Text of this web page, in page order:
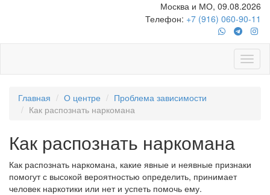
Москва и МО, 09.08.2026
Телефон: +7 (916) 060-90-11
Главная О центре
Проблема зависимости
Как распознать наркомана
Как распознать наркомана
Как распознать наркомана, какие явные и неявные признаки
помогут с высокой вероятностью определить, принимает
человек наркотики или нет и успеть помочь ему.